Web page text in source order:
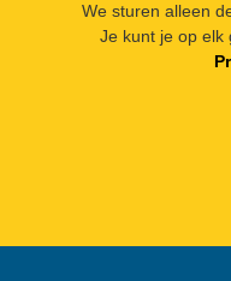
We sturen alleen
Je kunt je op elk